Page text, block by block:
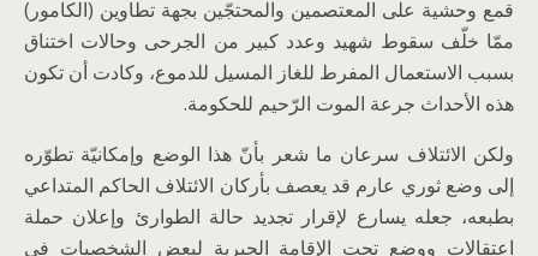
قمع وحشية على المعتصمين والمحتجّين بجهة تطاوين (الكامور)
ممّا خلّف سقوط شهيد وعدد كبير من الجرحى وحالات اختناق
بسبب الاستعمال المفرط للغاز المسيل للدموع، وكادت أن تكون
هذه الأحداث جرعة الموت الرّحيم للحكومة.
ولكن الائتلاف سرعان ما شعر بأنّ هذا الوضع وإمكانيّة تطوّره
إلى وضع ثوري عارم قد يعصف بأركان الائتلاف الحاكم المتداعي
بطبعه، جعله يسارع لإقرار تجديد حالة الطوارئ وإعلان حملة
اعتقالات ووضع تحت الإقامة الجبرية لبعض الشخصيات في